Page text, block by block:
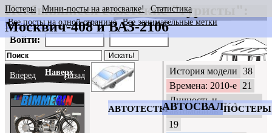
CrazyWheels
АВТОТЕСТЫАВТОСВАЛКАПОСТЕРЫ
Постеры Мини-посты на автосвалке!
Статистика
Все посты на одной странице
Все занимательные метки
Войти:
Вперед НаверхНазад История модели 38
Времена: 2010-е 21
Личность и
автомобиль
19
40 лет ВАЗ-2121
Несбывшиеся советские "туристы":
Москвич-408 и ВАЗ-2106